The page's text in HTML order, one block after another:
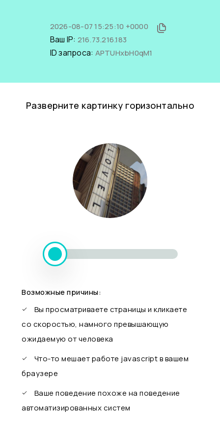
2026-08-07 15:25:10 +0000
Ваш IP: 216.73.216.183
ID запроса: APTUHxbH0qM1
Разверните картинку горизонтально
Возможные причины:
Вы просматриваете страницы и кликаете
со скоростью, намного превышающую
ожидаемую от человека
Что-то мешает работе javascript в вашем
браузере
Ваше поведение похоже на поведение
автоматизированных систем